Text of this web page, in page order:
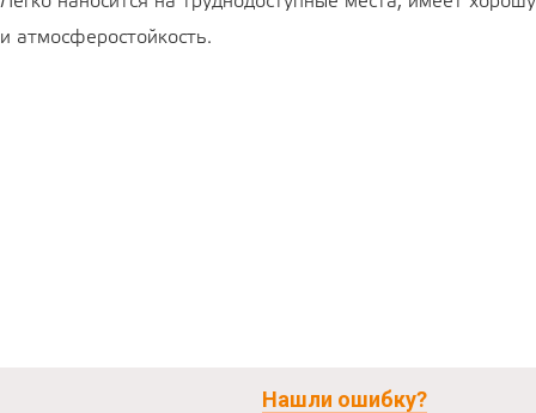
и атмосферостойкость.
Нашли ошибку?